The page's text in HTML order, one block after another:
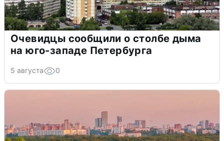
Очевидцы сообщили о столбе дыма
на юго-западе Петербурга
5 августа 0